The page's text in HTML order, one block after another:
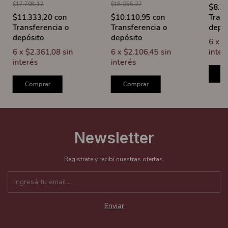
$17.708,12
$11.333,20 con
Transferencia o
depósito
6 x $2.361,08 sin
interés
Comprar
$18.055,27
$10.110,95 con
Transferencia o
depósito
6 x $2.106,45 sin
interés
Comprar
6 x
Newsletter
Registrate y recibí nuestras ofertas.